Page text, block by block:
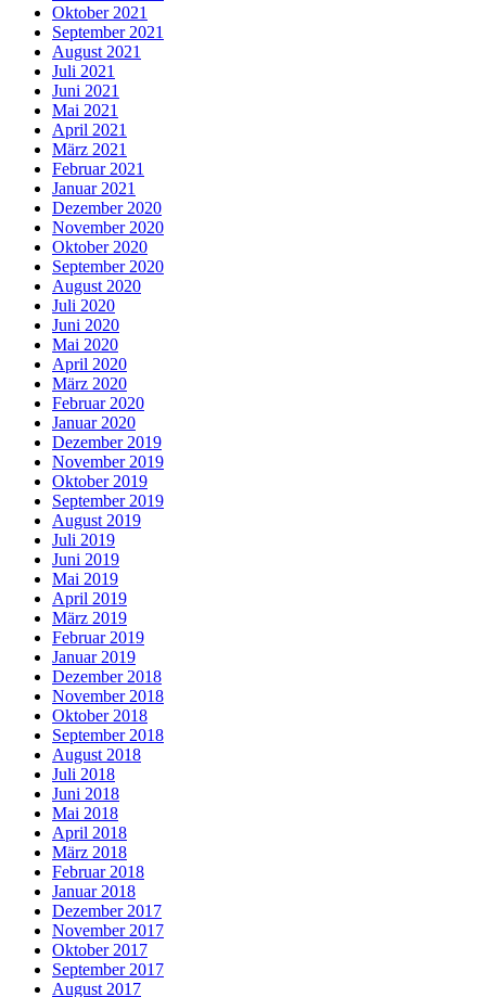
Oktober 2021
September 2021
August 2021
Juli 2021
Juni 2021
Mai 2021
April 2021
März 2021
Februar 2021
Januar 2021
Dezember 2020
November 2020
Oktober 2020
September 2020
August 2020
Juli 2020
Juni 2020
Mai 2020
April 2020
März 2020
Februar 2020
Januar 2020
Dezember 2019
November 2019
Oktober 2019
September 2019
August 2019
Juli 2019
Juni 2019
Mai 2019
April 2019
März 2019
Februar 2019
Januar 2019
Dezember 2018
November 2018
Oktober 2018
September 2018
August 2018
Juli 2018
Juni 2018
Mai 2018
April 2018
März 2018
Februar 2018
Januar 2018
Dezember 2017
November 2017
Oktober 2017
September 2017
August 2017